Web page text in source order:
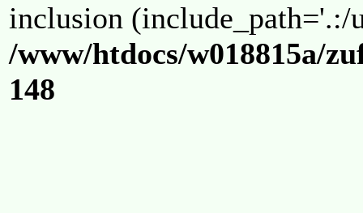
inclusion (include_path='.:/
/www/htdocs/w018815a/
148